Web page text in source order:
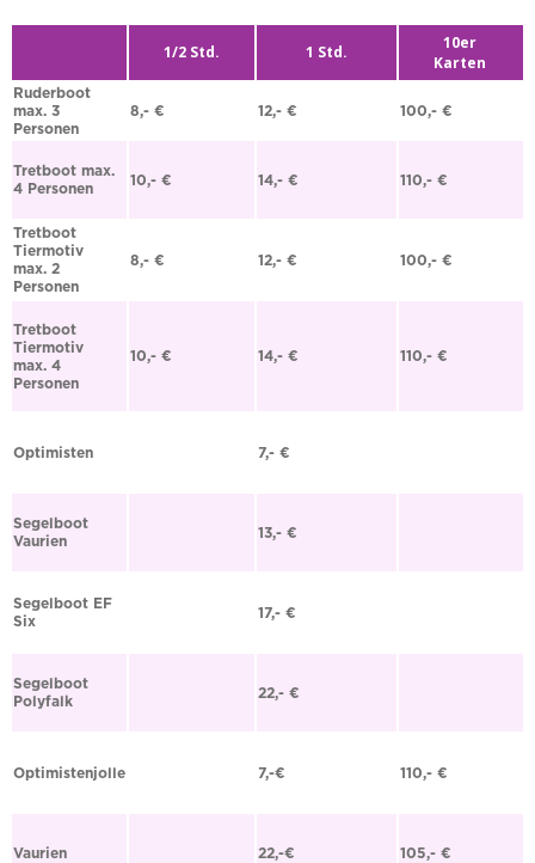
1/2 Std. 1 Std.
10er
Karten
Ruderboot
max. 3
Personen
8,- € 12,- € 100,- €
Tretboot max.
4 Personen
10,- € 14,- € 110,- €
Tretboot
Tiermotiv
max. 2
Personen
8,- € 12,- € 100,- €
Tretboot
Tiermotiv
max. 4
Personen
10,- € 14,- € 110,- €
Optimisten 7,- €
Segelboot
Vaurien
13,- €
Segelboot EF
Six
17,- €
Segelboot
Polyfalk
22,- €
Optimistenjolle 7,-€ 110,- €
Vaurien 22,-€ 105,- €